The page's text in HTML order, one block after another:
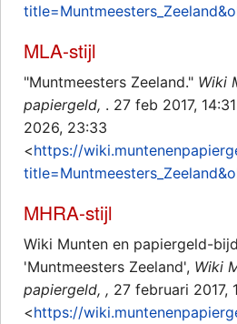
MLA-stijl
"Muntmeesters Zeeland." Wiki
papiergeld, . 27 feb 2017,
2026, 23:33
<https://
MHRA-stijl
Wiki Munten en papiergeld-
'Muntmeesters Zeeland', Wiki
papiergeld, , 27 februari 2017,
<https://